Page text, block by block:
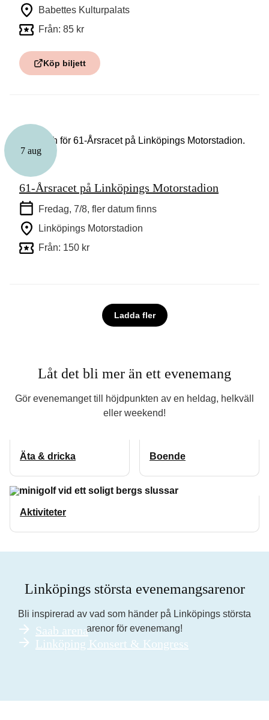
Babettes Kulturpalats
Från: 85 kr
Köp biljett
7 aug
61-Årsracet på Linköpings Motorstadion
Fredag, 7/8, fler datum finns
Linköpings Motorstadion
Från: 150 kr
Ladda fler
Låt det bli mer än ett evenemang
Gör evenemanget till höjdpunkten av en heldag, helkväll
eller weekend!
Äta & dricka Boende
Aktiviteter
Linköpings största evenemangsarenor
Bli inspirerad av vad som händer på Linköpings största
arenor för evenemang!
Saab arena
Linköping Konsert & Kongress